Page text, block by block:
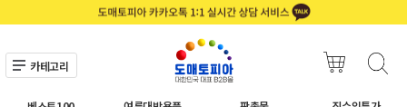
카테고리